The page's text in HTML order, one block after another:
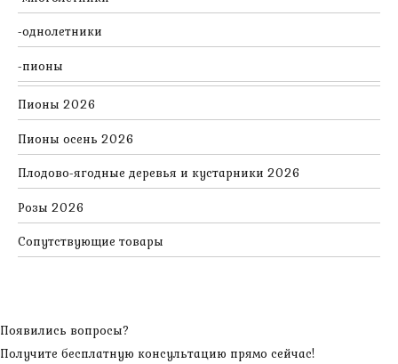
однолетники
пионы
Пионы 2026
Пионы осень 2026
Плодово-ягодные деревья и кустарники 2026
Розы 2026
Сопутствующие товары
Появились вопросы?
Получите бесплатную консультацию прямо сейчас!